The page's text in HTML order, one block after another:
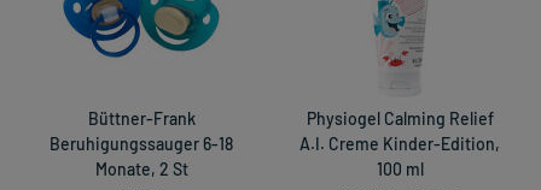
Büttner-Frank
Beruhigungssauger 6-18
Monate, 2 St
Physiogel Calming Relief
A.I. Creme Kinder-Edition,
100 ml